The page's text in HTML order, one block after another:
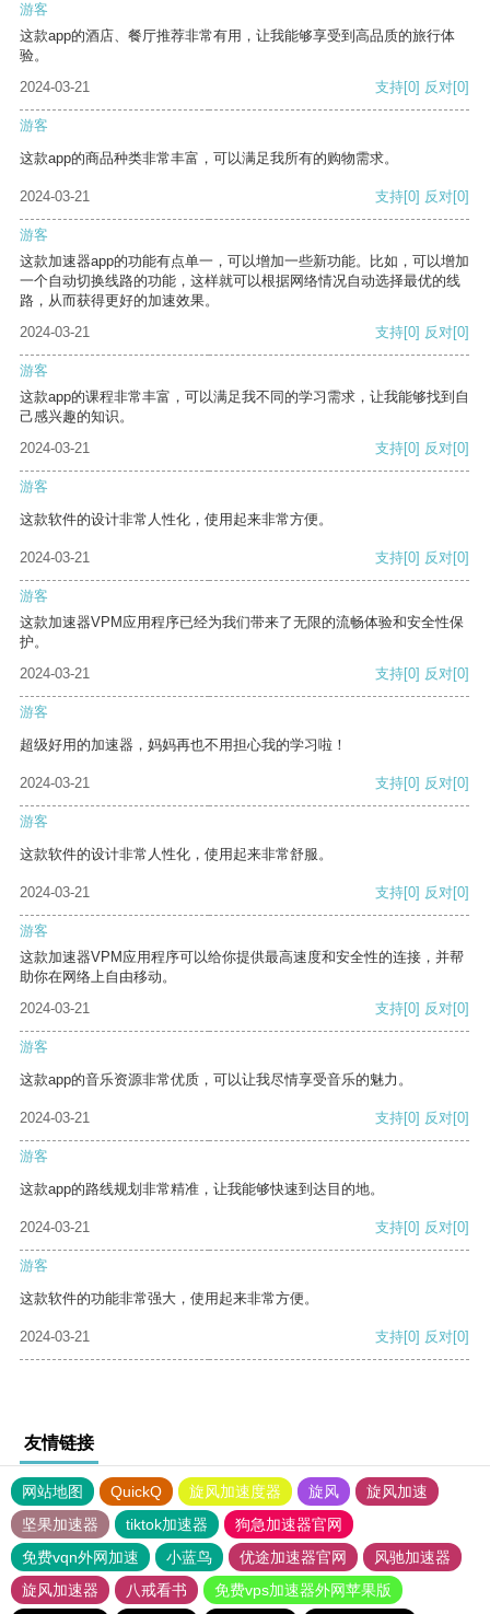
游客
这款app的酒店、餐厅推荐非常有用，让我能够享受到高品质的旅行体
验。
2024-03-21
支持[0] 反对[0]
游客
这款app的商品种类非常丰富，可以满足我所有的购物需求。
2024-03-21 支持[0] 反对[0]
游客
这款加速器app的功能有点单一，可以增加一些新功能。比如，可以增加
一个自动切换线路的功能，这样就可以根据网络情况自动选择最优的线
路，从而获得更好的加速效果。
2024-03-21
支持[0] 反对[0]
游客
这款app的课程非常丰富，可以满足我不同的学习需求，让我能够找到自
己感兴趣的知识。
2024-03-21
支持[0] 反对[0]
游客
这款软件的设计非常人性化，使用起来非常方便。
2024-03-21 支持[0] 反对[0]
游客
这款加速器VPM应用程序已经为我们带来了无限的流畅体验和安全性保
护。
2024-03-21
支持[0] 反对[0]
游客
超级好用的加速器，妈妈再也不用担心我的学习啦！
2024-03-21 支持[0] 反对[0]
游客
这款软件的设计非常人性化，使用起来非常舒服。
2024-03-21 支持[0] 反对[0]
游客
这款加速器VPM应用程序可以给你提供最高速度和安全性的连接，并帮
助你在网络上自由移动。
2024-03-21
支持[0] 反对[0]
游客
这款app的音乐资源非常优质，可以让我尽情享受音乐的魅力。
2024-03-21 支持[0] 反对[0]
游客
这款app的路线规划非常精准，让我能够快速到达目的地。
2024-03-21 支持[0] 反对[0]
游客
这款软件的功能非常强大，使用起来非常方便。
2024-03-21 支持[0] 反对[0]
友情链接
网站地图 QuickQ 旋风加速度器 旋风
旋风加速
坚果加速器
tiktok加速器
狗急加速器官网
免费vqn外网加速
小蓝鸟 优途加速器官网
风驰加速器
旋风加速器
八戒看书 免费vps加速器外网苹果版